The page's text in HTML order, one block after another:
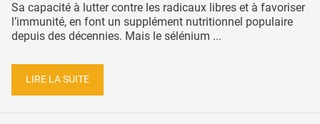
Sa capacité à lutter contre les radicaux libres et à favoriser
l’immunité, en font un supplément nutritionnel populaire
depuis des décennies. Mais le sélénium ...
LIRE LA SUITE